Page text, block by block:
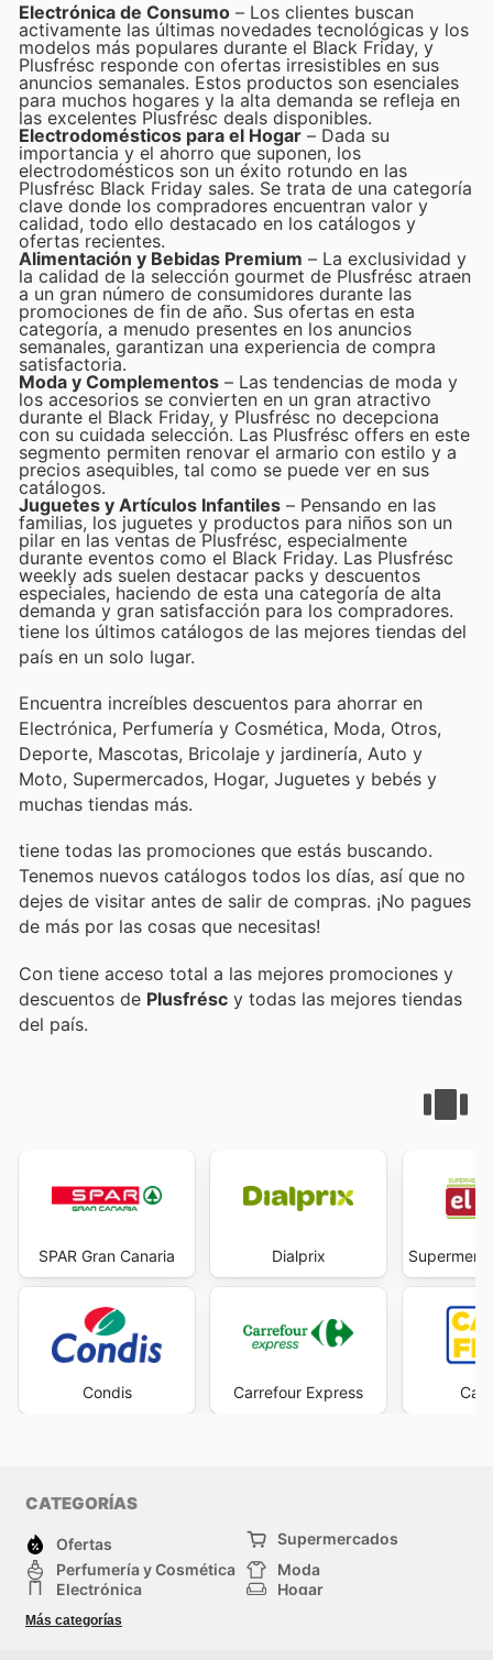
Electrónica de Consumo – Los clientes buscan
activamente las últimas novedades tecnológicas y los
modelos más populares durante el Black Friday, y
Plusfrésc responde con ofertas irresistibles en sus
anuncios semanales. Estos productos son esenciales
para muchos hogares y la alta demanda se refleja en
las excelentes Plusfrésc deals disponibles.
Electrodomésticos para el Hogar – Dada su
importancia y el ahorro que suponen, los
electrodomésticos son un éxito rotundo en las
Plusfrésc Black Friday sales. Se trata de una categoría
clave donde los compradores encuentran valor y
calidad, todo ello destacado en los catálogos y
ofertas recientes.
Alimentación y Bebidas Premium – La exclusividad y
la calidad de la selección gourmet de Plusfrésc atraen
a un gran número de consumidores durante las
promociones de fin de año. Sus ofertas en esta
categoría, a menudo presentes en los anuncios
semanales, garantizan una experiencia de compra
satisfactoria.
Moda y Complementos – Las tendencias de moda y
los accesorios se convierten en un gran atractivo
durante el Black Friday, y Plusfrésc no decepciona
con su cuidada selección. Las Plusfrésc offers en este
segmento permiten renovar el armario con estilo y a
precios asequibles, tal como se puede ver en sus
catálogos.
Juguetes y Artículos Infantiles – Pensando en las
familias, los juguetes y productos para niños son un
pilar en las ventas de Plusfrésc, especialmente
durante eventos como el Black Friday. Las Plusfrésc
weekly ads suelen destacar packs y descuentos
especiales, haciendo de esta una categoría de alta
demanda y gran satisfacción para los compradores.
tiene los últimos catálogos de las mejores tiendas del
país en un solo lugar.
Encuentra increíbles descuentos para ahorrar en
Electrónica, Perfumería y Cosmética, Moda, Otros,
Deporte, Mascotas, Bricolaje y jardinería, Auto y
Moto, Supermercados, Hogar, Juguetes y bebés y
muchas tiendas más.
tiene todas las promociones que estás buscando.
Tenemos nuevos catálogos todos los días, así que no
dejes de visitar antes de salir de compras. ¡No pagues
de más por las cosas que necesitas!
Con tiene acceso total a las mejores promociones y
descuentos de Plusfrésc y todas las mejores tiendas
del país.
SPAR Gran Canaria
Condis
Dialprix
Carrefour Express
CATEGORÍAS
Ofertas
Supermercados
Perfumería y Cosmética
Moda
Electrónica
Hogar
Deporte
Juguetes y bebés
Más categorías